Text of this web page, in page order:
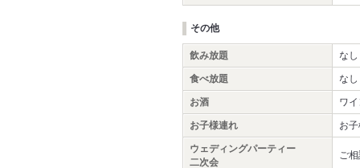
その他
飲み放題 なし
食べ放題 なし
お酒 ワ
お子様連れ お
ウェディングパーティー
二次会
ご